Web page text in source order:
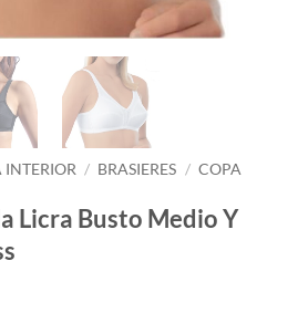
INTERIOR / BRASIERES / COPA
Licra Busto Medio Y